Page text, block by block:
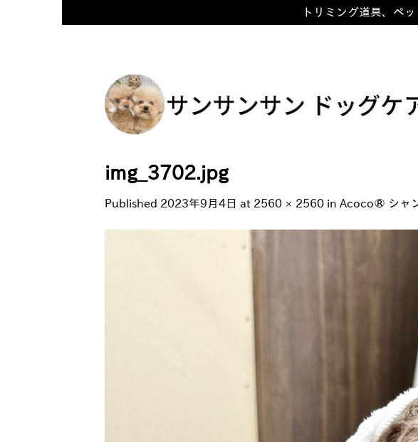
トリミング道具、
img_3702.jpg
Published 2023年9月4日 at 2560 × 2560 in Acoco®︎ シャ